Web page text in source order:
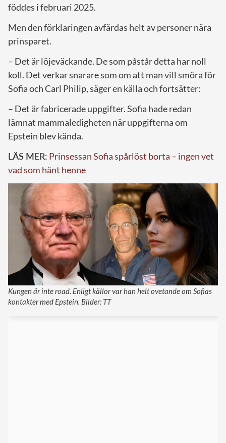
föddes i februari 2025.
Men den förklaringen avfärdas helt av personer nära
prinsparet.
– Det är löjeväckande. De som påstår detta har noll
koll. Det verkar snarare som om att man vill smöra för
Sofia och Carl Philip, säger en källa och fortsätter:
– Det är fabricerade uppgifter. Sofia hade redan
lämnat mammaledigheten när uppgifterna om
Epstein blev kända.
LÄS MER: Prinsessan Sofia spårlöst borta – ingen vet
vad som hänt henne
Kungen är inte road. Enligt källor var han helt ovetande om Sofias
kontakter med Epstein. Bilder: TT